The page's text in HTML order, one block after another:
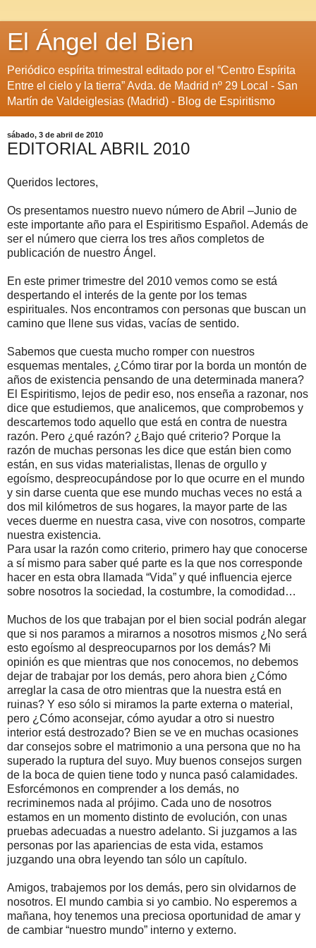
El Ángel del Bien
Periódico espírita trimestral editado por el “Centro Espírita
Entre el cielo y la tierra” Avda. de Madrid nº 29 Local - San
Martín de Valdeiglesias (Madrid) - Blog de Espiritismo
sábado, 3 de abril de 2010
EDITORIAL ABRIL 2010
Queridos lectores,
Os presentamos nuestro nuevo número de Abril –Junio de
este importante año para el Espiritismo Español. Además de
ser el número que cierra los tres años completos de
publicación de nuestro Ángel.
En este primer trimestre del 2010 vemos como se está
despertando el interés de la gente por los temas
espirituales. Nos encontramos con personas que buscan un
camino que llene sus vidas, vacías de sentido.
Sabemos que cuesta mucho romper con nuestros
esquemas mentales, ¿Cómo tirar por la borda un montón de
años de existencia pensando de una determinada manera?
El Espiritismo, lejos de pedir eso, nos enseña a razonar, nos
dice que estudiemos, que analicemos, que comprobemos y
descartemos todo aquello que está en contra de nuestra
razón. Pero ¿qué razón? ¿Bajo qué criterio? Porque la
razón de muchas personas les dice que están bien como
están, en sus vidas materialistas, llenas de orgullo y
egoísmo, despreocupándose por lo que ocurre en el mundo
y sin darse cuenta que ese mundo muchas veces no está a
dos mil kilómetros de sus hogares, la mayor parte de las
veces duerme en nuestra casa, vive con nosotros, comparte
nuestra existencia.
Para usar la razón como criterio, primero hay que conocerse
a sí mismo para saber qué parte es la que nos corresponde
hacer en esta obra llamada “Vida” y qué influencia ejerce
sobre nosotros la sociedad, la costumbre, la comodidad…
Muchos de los que trabajan por el bien social podrán alegar
que si nos paramos a mirarnos a nosotros mismos ¿No será
esto egoísmo al despreocuparnos por los demás? Mi
opinión es que mientras que nos conocemos, no debemos
dejar de trabajar por los demás, pero ahora bien ¿Cómo
arreglar la casa de otro mientras que la nuestra está en
ruinas? Y eso sólo si miramos la parte externa o material,
pero ¿Cómo aconsejar, cómo ayudar a otro si nuestro
interior está destrozado? Bien se ve en muchas ocasiones
dar consejos sobre el matrimonio a una persona que no ha
superado la ruptura del suyo. Muy buenos consejos surgen
de la boca de quien tiene todo y nunca pasó calamidades.
Esforcémonos en comprender a los demás, no
recriminemos nada al prójimo. Cada uno de nosotros
estamos en un momento distinto de evolución, con unas
pruebas adecuadas a nuestro adelanto. Si juzgamos a las
personas por las apariencias de esta vida, estamos
juzgando una obra leyendo tan sólo un capítulo.
Amigos, trabajemos por los demás, pero sin olvidarnos de
nosotros. El mundo cambia si yo cambio. No esperemos a
mañana, hoy tenemos una preciosa oportunidad de amar y
de cambiar “nuestro mundo” interno y externo.